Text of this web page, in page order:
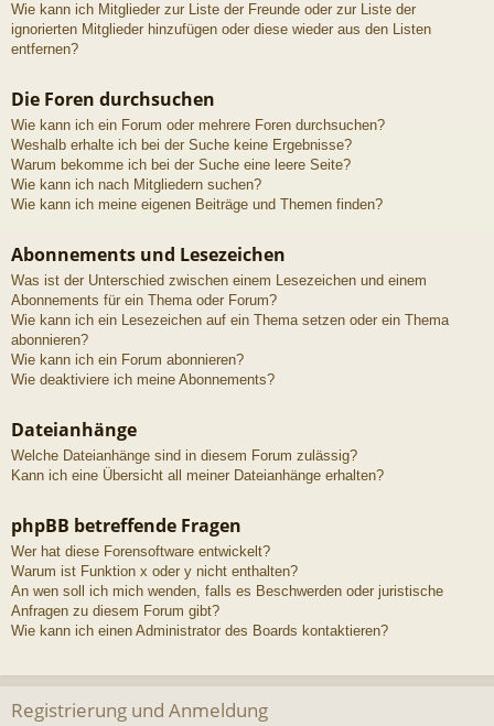
Wie kann ich Mitglieder zur Liste der Freunde oder zur Liste der
ignorierten Mitglieder hinzufügen oder diese wieder aus den Listen
entfernen?
Die Foren durchsuchen
Wie kann ich ein Forum oder mehrere Foren durchsuchen?
Weshalb erhalte ich bei der Suche keine Ergebnisse?
Warum bekomme ich bei der Suche eine leere Seite?
Wie kann ich nach Mitgliedern suchen?
Wie kann ich meine eigenen Beiträge und Themen finden?
Abonnements und Lesezeichen
Was ist der Unterschied zwischen einem Lesezeichen und einem
Abonnements für ein Thema oder Forum?
Wie kann ich ein Lesezeichen auf ein Thema setzen oder ein Thema
abonnieren?
Wie kann ich ein Forum abonnieren?
Wie deaktiviere ich meine Abonnements?
Dateianhänge
Welche Dateianhänge sind in diesem Forum zulässig?
Kann ich eine Übersicht all meiner Dateianhänge erhalten?
phpBB betreffende Fragen
Wer hat diese Forensoftware entwickelt?
Warum ist Funktion x oder y nicht enthalten?
An wen soll ich mich wenden, falls es Beschwerden oder juristische
Anfragen zu diesem Forum gibt?
Wie kann ich einen Administrator des Boards kontaktieren?
Registrierung und Anmeldung